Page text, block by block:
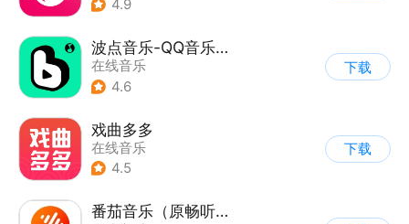
4.9
波点音乐-QQ音乐简洁版
在线音乐
4.6
下载
戏曲多多
在线音乐
4.5
下载
番茄音乐（原畅听音乐）